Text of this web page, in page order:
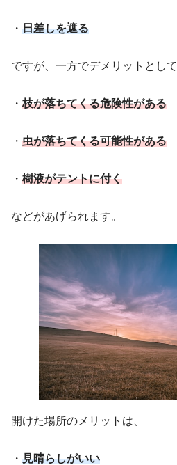
・ 日差しを遮る
ですが、一方でデメリットとして
・ 枝が落ちてくる危険性がある
・ 虫が落ちてくる可能性がある
・ 樹液がテントに付く
などがあげられます。
開けた場所のメリットは、
・ 見晴らしがいい